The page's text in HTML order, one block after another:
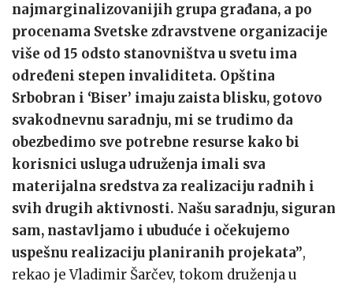
najmarginalizovanijih grupa građana, a po
procenama Svetske zdravstvene organizacije
više od 15 odsto stanovništva u svetu ima
određeni stepen invaliditeta. Opština
Srbobran i ‘Biser’ imaju zaista blisku, gotovo
svakodnevnu saradnju, mi se trudimo da
obezbedimo sve potrebne resurse kako bi
korisnici usluga udruženja imali sva
materijalna sredstva za realizaciju radnih i
svih drugih aktivnosti. Našu saradnju, siguran
sam, nastavljamo i ubuduće i očekujemo
uspešnu realizaciju planiranih projekata”,
rekao je Vladimir Šarčev, tokom druženja u